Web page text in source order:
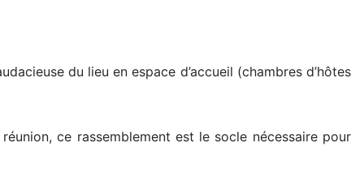
du lieu en espace d’accueil (chambres d’hôtes
ce rassemblement est le socle nécessaire pour